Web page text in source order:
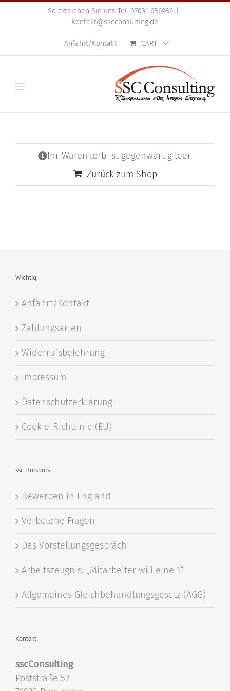
content
So erreichen Sie uns Tel. 07031 686986
kontakt@sscconsulting.de
Anfahrt/Kontakt CART
Ihr Warenkorb ist gegenwärtig leer.
Zurück zum Shop
Wichtig
Anfahrt/Kontakt
Zahlungsarten
Widerrufsbelehrung
Impressum
Datenschutzerklärung
Cookie-Richtlinie (EU)
ssc Hotspots
Bewerben in England
Verbotene Fragen
Das Vorstellungsgespräch
Arbeitszeugnis: „Mitarbeiter will eine 1“
Allgemeines Gleichbehandlungsgesetz (AGG)
Kontakt
sscConsulting
Poststraße 52